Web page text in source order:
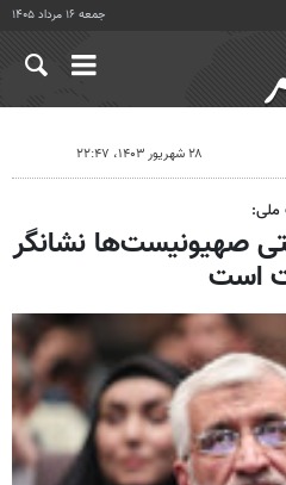
جمعه ۱۶ مرداد ۱۴۰۵
۲۸ شهریور ۱۴۰۳، ۲۲:۴۷
ملی:
صهیونیست‌ها نشانگر
است